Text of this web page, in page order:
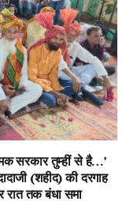
सरकार तुम्हीं से है…’
(शहीद) की दरगाह
रात तक बंधा समा